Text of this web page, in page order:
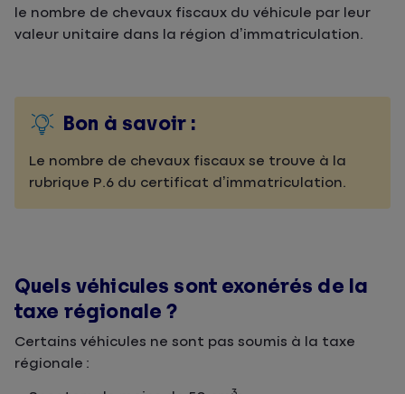
le nombre de chevaux fiscaux du véhicule par leur
valeur unitaire dans la région d’immatriculation.
Bon à savoir :
Le nombre de chevaux fiscaux se trouve à la
rubrique P.6 du certificat d’immatriculation.
Quels véhicules sont exonérés de la
taxe régionale ?
Certains véhicules ne sont pas soumis à la taxe
régionale :